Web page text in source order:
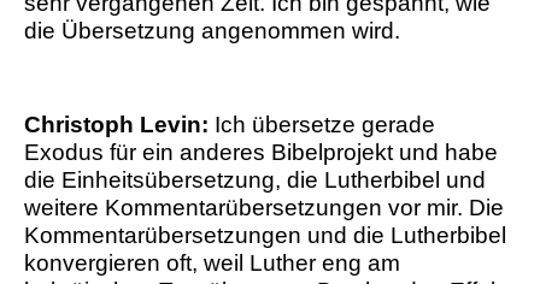
die Übersetzung angenommen wird.
Christoph Levin: Ich übersetze gerade
Exodus für ein anderes Bibelprojekt und habe
die Einheitsübersetzung, die Lutherbibel und
weitere Kommentarübersetzungen vor mir. Die
Kommentarübersetzungen und die Lutherbibel
konvergieren oft, weil Luther eng am